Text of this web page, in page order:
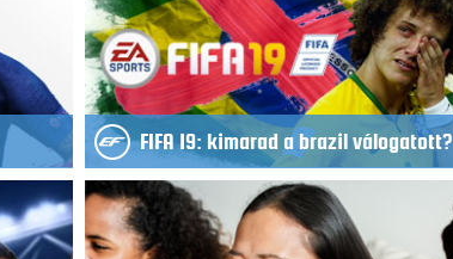
FIFA 19: kimarad a brazil válogatott?